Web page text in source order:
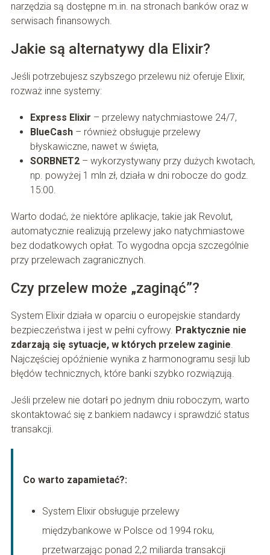
narzędzia są dostępne m.in. na stronach banków oraz w
serwisach finansowych.
Jakie są alternatywy dla Elixir?
Jeśli potrzebujesz szybszego przelewu niż oferuje Elixir,
rozważ inne systemy:
Express Elixir – przelewy natychmiastowe 24/7,
BlueCash– również obsługuje przelewy
błyskawiczne, nawet w święta,
SORBNET2– wykorzystywany przy dużych kwotach,
np. powyżej 1 mln zł, działa w dni robocze do godz.
15:00.
Warto dodać, że niektóre aplikacje, takie jak Revolut,
automatycznie realizują przelewy jako natychmiastowe
bez dodatkowych opłat. To wygodna opcja szczególnie
przy przelewach zagranicznych.
Czy przelew może „zaginąć”?
System Elixir działa w oparciu o europejskie standardy
bezpieczeństwa i jest w pełni cyfrowy. Praktycznie nie
zdarzają się sytuacje, w których przelew zaginie.
Najczęściej opóźnienie wynika z harmonogramu sesji lub
błędów technicznych, które banki szybko rozwiązują.
Jeśli przelew nie dotarł po jednym dniu roboczym, warto
skontaktować się z bankiem nadawcy i sprawdzić status
transakcji.
Co warto zapamietać?:
System Elixir obsługuje przelewy
międzybankowe w Polsce od 1994 roku,
przetwarzając ponad 2,2 miliarda transakcji